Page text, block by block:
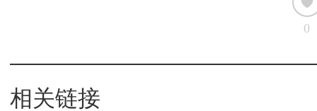
0
相关链接